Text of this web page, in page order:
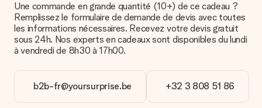
Paiement
Comment puis-je régler ma commande ?
Nous proposons les formes de paiement suivantes : Paypal,
carte bancaire ou par virement bancaire. Comptez un délai de
cas de paiement par virement bancaire.
Réception du cadeau
Une commande en grande quantité (10+) de ce cadeau ?
Remplissez le formulaire de demande de devis avec toutes
les informations nécessaires. Recevez votre devis gratuit
sous 24h. Nos experts en cadeaux sont disponibles du lundi
à vendredi de 8h30 à 17h00.
b2b-fr@yoursurprise.be +32 3 808 51 86